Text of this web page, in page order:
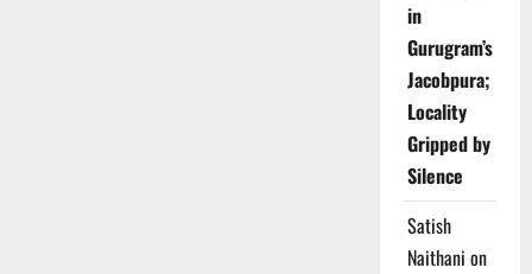
in
Gurugram’s
Jacobpura;
Locality
Gripped by
Silence
Satish
Naithani on